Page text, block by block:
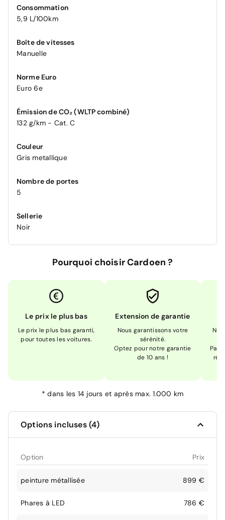
Consommation
5,9 L/100km
Boîte de vitesses
Manuelle
Norme Euro
Euro 6e
Émission de CO₂ (WLTP combiné)
132 g/km - Cat. C
Couleur
Gris metallique
Nombre de portes
5
Sellerie
Noir
Pourquoi choisir Cardoen ?
Le prix le plus bas
Le prix le plus bas garanti,
pour toutes les voitures.
Extension de garantie
Nous garantissons votre
sérénité.
Optez pour notre garantie
de 10 ans !
Pas
*dans les 14 jours et après max. 1.000 km
Options incluses (4)
Option Prix
peinture métallisée 899 €
Phares à LED 786 €